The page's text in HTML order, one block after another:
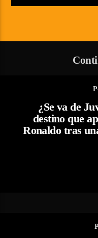
¿Se va de
destino que
Ronaldo tras